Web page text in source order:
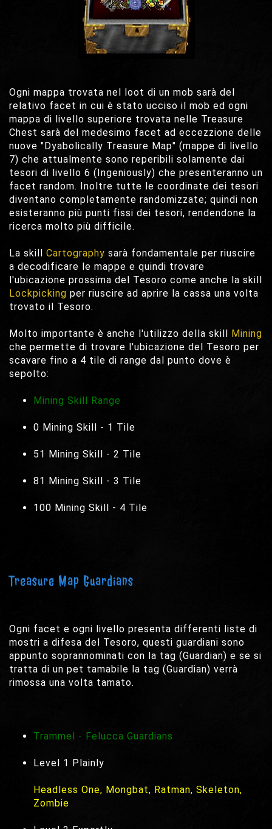
Ogni mappa trovata nel loot di un mob sarà del
relativo facet in cui è stato ucciso il mob ed ogni
mappa di livello superiore trovata nelle Treasure
Chest sarà del medesimo facet ad eccezzione delle
nuove "Dyabolically Treasure Map" (mappe di livello
7) che attualmente sono reperibili solamente dai
tesori di livello 6 (Ingeniously) che presenteranno un
facet random. Inoltre tutte le coordinate dei tesori
diventano completamente randomizzate; quindi non
esisteranno più punti fissi dei tesori, rendendone la
ricerca molto più difficile.
La skill Cartography sarà fondamentale per riuscire
a decodificare le mappe e quindi trovare
l'ubicazione prossima del Tesoro come anche la skill
Lockpicking per riuscire ad aprire la cassa una volta
trovato il Tesoro.
Molto importante è anche l'utilizzo della skill Mining
che permette di trovare l'ubicazione del Tesoro per
scavare fino a 4 tile di range dal punto dove è
sepolto:
Mining Skill Range
0 Mining Skill - 1 Tile
51 Mining Skill - 2 Tile
81 Mining Skill - 3 Tile
100 Mining Skill - 4 Tile
Treasure Map Guardians
Ogni facet e ogni livello presenta differenti liste di
mostri a difesa del Tesoro, questi guardiani sono
appunto soprannominati con la tag (Guardian) e se si
tratta di un pet tamabile la tag (Guardian) verrà
rimossa una volta tamato.
Trammel - Felucca Guardians
Level 1 Plainly
Headless One, Mongbat, Ratman, Skeleton,
Zombie